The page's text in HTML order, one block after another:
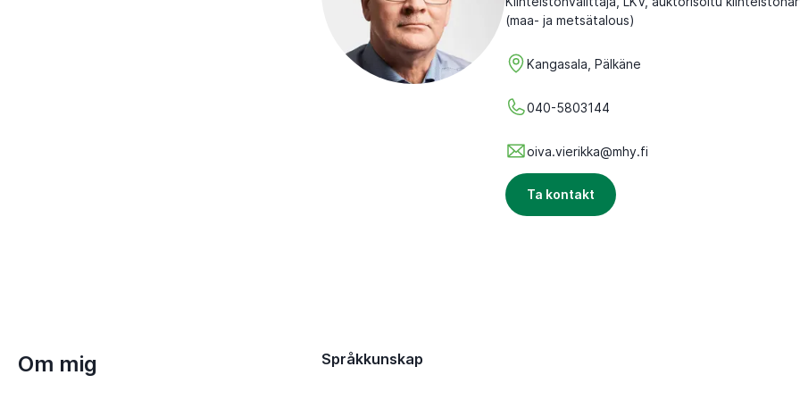
(maa- ja metsätalous)
Kangasala, Pälkäne
040-5803144
oiva.vierikka@mhy.fi
Ta kontakt
Om mig Språkkunskap